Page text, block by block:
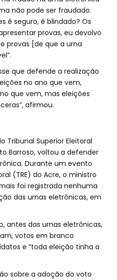
não pode ser fraudado.
é seguro, é blindado? Os
provas, eu devolvo
provas [de que a urna
que defende a realização
no ano que vem,
que vem, mas eleições
afirmou.
Tribunal Superior Eleitoral
Barroso, voltou a defender
Durante um evento
(TRE) do Acre, o ministro
foi registrada nenhuma
das urnas eletrônicas, em
antes das urnas eletrônicas,
votos em branco
e “toda eleição tinha a
sobre a adoção do voto